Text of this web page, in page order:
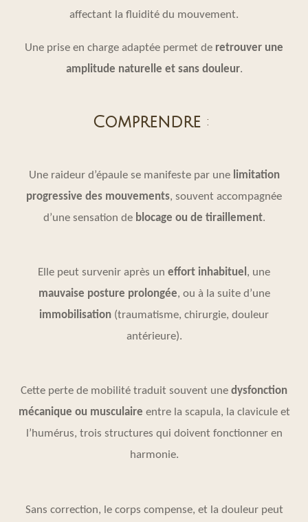
affectant la fluidité du mouvement.
Une prise en charge adaptée permet de retrouver une
amplitude naturelle et sans douleur.
Comprendre :
Une raideur d’épaule se manifeste par une limitation
progressive des mouvements, souvent accompagnée
d’une sensation de blocage ou de tiraillement.
Elle peut survenir après un effort inhabituel , une
mauvaise posture prolongée, ou à la suite d’une
immobilisation (traumatisme, chirurgie, douleur
antérieure).
Cette perte de mobilité traduit souvent une dysfonction
mécanique ou musculaire entre la scapula, la clavicule et
l’humérus, trois structures qui doivent fonctionner en
harmonie.
Sans correction, le corps compense, et la douleur peut